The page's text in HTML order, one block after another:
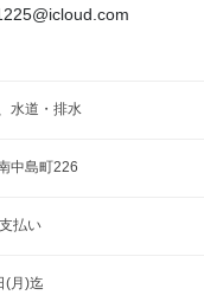
水道・排水
中島町226
払い
(月)迄